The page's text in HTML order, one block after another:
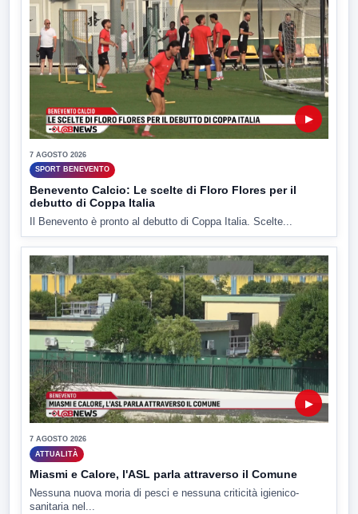
▶
7 AGOSTO 2026
SPORT BENEVENTO
Benevento Calcio: Le scelte di Floro Flores per il
debutto di Coppa Italia
Il Benevento è pronto al debutto di Coppa Italia. Scelte...
▶
7 AGOSTO 2026
ATTUALITÀ
Miasmi e Calore, l'ASL parla attraverso il Comune
Nessuna nuova moria di pesci e nessuna criticità igienico-
sanitaria nel...